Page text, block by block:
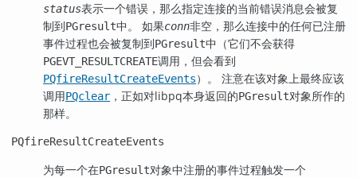
status表示一个错误，那么指定连接的当前错误消息会被复
制到PGresult中。 如果conn非空，那么连接中的任何已注册
事件过程也会被复制到PGresult中（它们不会获得
PGEVT_RESULTCREATE调用，但会看到
PQfireResultCreateEvents）。 注意在该对象上最终应该
调用PQclear ，正如对libpq本身返回的PGresult对象所作的
那样。
PQfireResultCreateEvents
为每一个在PGresult对象中注册的事件过程触发一个